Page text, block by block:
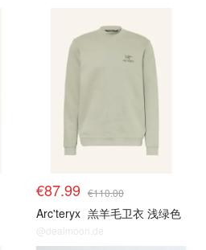
€87.99 €110.00
Arc'teryx 羔羊毛卫衣 浅绿色
@dealmoon.de